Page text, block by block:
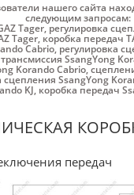
нашего сайта
следующим запросам:
Tager,регулировка
Tager, коробка передач
Cabrio, регулировка
трансмиссия SsangYong
Korando Cabrio,
сцепления SsangYong
KJ, коробка передач
передач